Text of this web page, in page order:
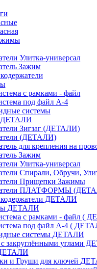
Улитка-универсал
Зажим
с рамками - файл
под файл А-4
системы
ДЕТАЛИ
Зигзаг (ДЕТАЛИ)
(ДЕТАЛИ)
для крепления на
Зажим
Улитка-универсал
Спирали, Обручи,
Прищепки Зажимы
ПЛАТФОРМЫ
ДЕТАЛИ
ДЕТАЛИ
с рамками - файл (
под файл А-4 (
системы ДЕТАЛИ
c закруглёнными углами
и Груши для ключей